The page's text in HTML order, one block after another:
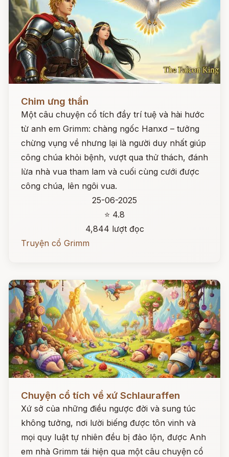
Chim ưng thần
Một câu chuyện cổ tích đầy trí tuệ và hài hước
từ anh em Grimm: chàng ngốc Hanxơ – tưởng
chừng vụng về nhưng lại là người duy nhất giúp
công chúa khỏi bệnh, vượt qua thử thách, đánh
lừa nhà vua tham lam và cuối cùng cưới được
công chúa, lên ngôi vua.
25-06-2025
⭐ 4.8
4,844 lượt đọc
Truyện cổ Grimm
Chuyện cổ tích về xứ Schlauraffen
Xứ sở của những điều ngược đời và sung túc
không tưởng, nơi lười biếng được tôn vinh và
mọi quy luật tự nhiên đều bị đảo lộn, được Anh
em nhà Grimm tái hiện qua một câu chuyện cổ